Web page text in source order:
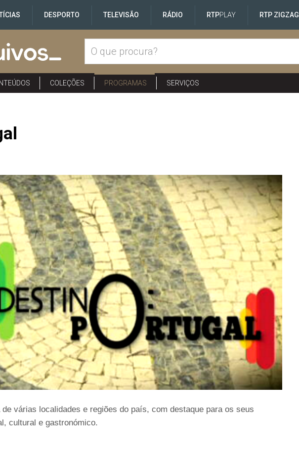
DESPORTO TELEVISÃO RÁDIO RTPPLAY RTP ZIGZAG
COLEÇÕES PROGRAMAS SERVIÇOS
várias localidades e regiões do país, com destaque para os seus
cultural e gastronómico.